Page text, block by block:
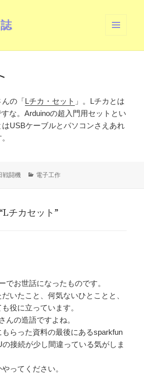
ーとウ
の「Lチカ・セット 」。Lチカとは
な。Arduinoの超入門用セットとい
USBケーブルとパソコンさえあれ
戦闘機
カ
ー
電子工作
チカセット”
でお世話になったものです。
いたこと、何気ないひとことと、
役に立っています。
んの造語ですよね。
らった資料の最後にあるsparkfun
接続が少し間違っている気がしま
ってください。